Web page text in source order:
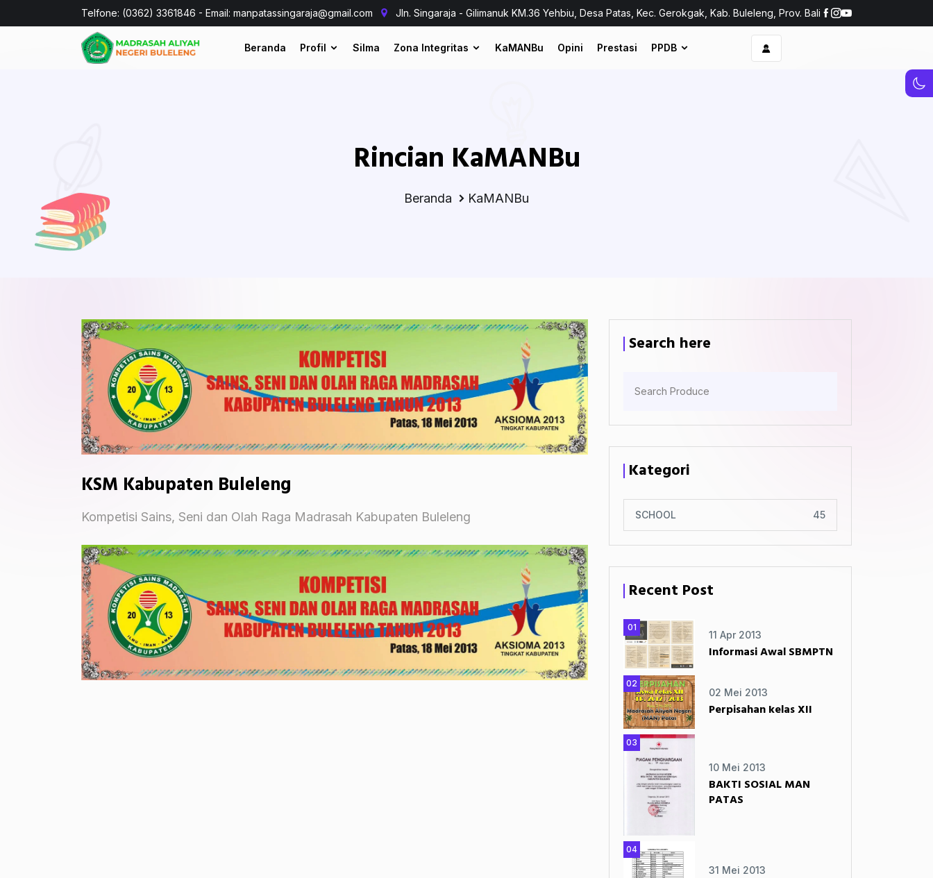
Telfone: (0362) 3361846 - Email: manpatassingaraja@gmail.com Jln. Singaraja - Gilimanuk KM.36 Yehbiu, Desa Patas, Kec. Gerokgak, Kab. Buleleng, Prov. Bali
Beranda Profil Silma Zona Integritas KaMANBu Opini Prestasi PPDB
Rincian KaMANBu
Beranda KaMANBu
KSM Kabupaten Buleleng
Kompetisi Sains, Seni dan Olah Raga Madrasah Kabupaten Buleleng
Search here
Kategori
SCHOOL 45
Recent Post
01
11 Apr 2013
Informasi Awal SBMPTN
02
02 Mei 2013
Perpisahan kelas XII
03
10 Mei 2013
BAKTI SOSIAL MAN
PATAS
04
31 Mei 2013